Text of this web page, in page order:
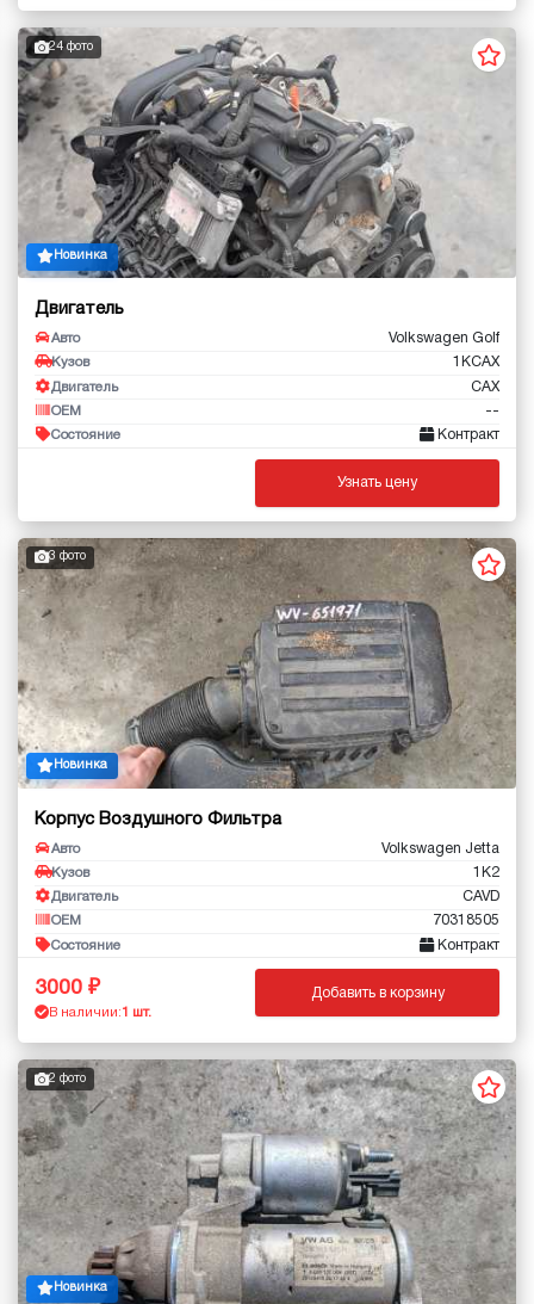
24 фото
Новинка
Двигатель
Авто Volkswagen Golf
Кузов 1KCAX
Двигатель CAX
OEM --
Состояние Контракт
Узнать цену
3 фото
Новинка
Корпус Воздушного Фильтра
Авто Volkswagen Jetta
Кузов 1K2
Двигатель CAVD
OEM 70318505
Состояние Контракт
3000
В наличии: 1 шт.
Добавить в корзину
2 фото
Новинка